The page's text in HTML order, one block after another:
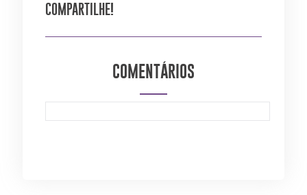
COMPARTILHE!
COMENTÁRIOS